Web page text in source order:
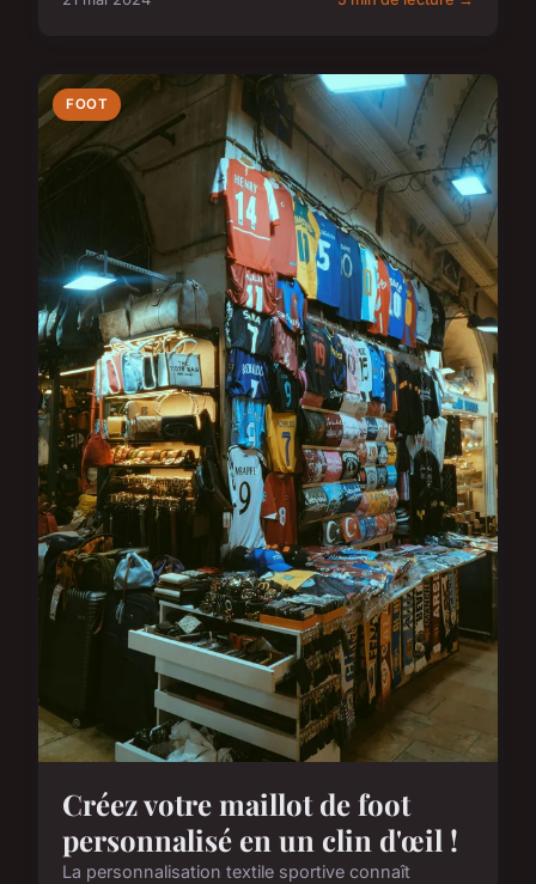
FOOT
Créez votre maillot de foot
personnalisé en un clin d'œil !
La personnalisation textile sportive connaît